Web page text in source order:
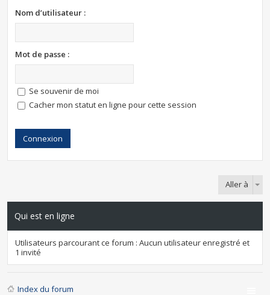
Nom d’utilisateur :
Mot de passe :
Se souvenir de moi
Cacher mon statut en ligne pour cette session
Aller à
Qui est en ligne
Utilisateurs parcourant ce forum : Aucun utilisateur enregistré et
1 invité
Index du forum